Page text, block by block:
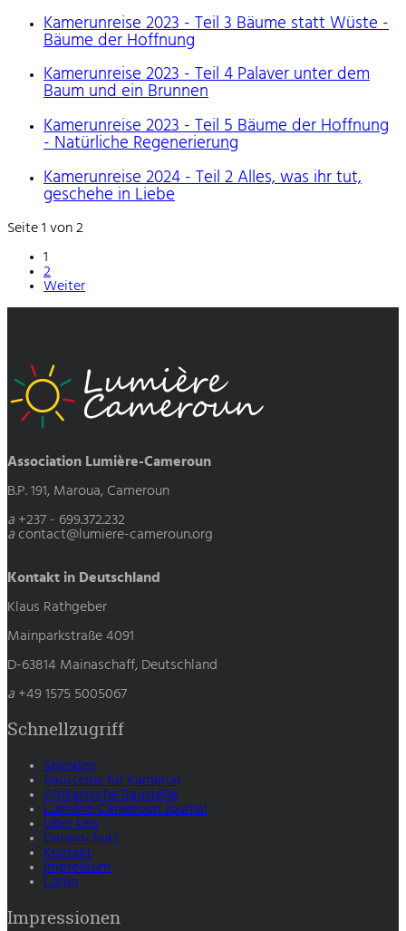
Kamerunreise 2023 - Teil 3 Bäume statt Wüste -
Bäume der Hoffnung
Kamerunreise 2023 - Teil 4 Palaver unter dem
Baum und ein Brunnen
Kamerunreise 2023 - Teil 5 Bäume der Hoffnung
- Natürliche Regenerierung
Kamerunreise 2024 - Teil 2 Alles, was ihr tut,
geschehe in Liebe
Seite 1 von 2
1
2
Weiter
Association Lumière-Cameroun
B.P. 191, Maroua, Cameroun
a +237 - 699.372.232
a contact@lumiere-cameroun.org
Kontakt in Deutschland
Klaus Rathgeber
Mainparkstraße 4091
D-63814 Mainaschaff, Deutschland
a +49 1575 5005067
Schnellzugriff
Spenden
Bausteine für Kamerun
Afrikanische Baustelle
Lumière-Cameroun Journal
Über Uns
Datenschutz
Kontakt
Impressum
Login
Impressionen